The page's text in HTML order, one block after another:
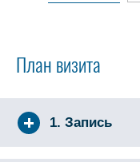
План визита
1. Запись